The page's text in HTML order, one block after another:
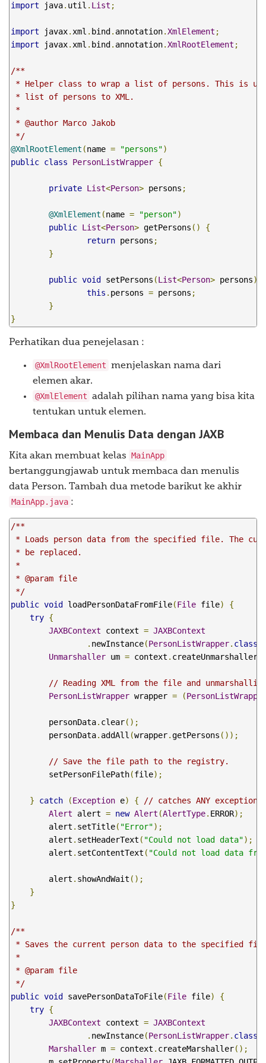
import java. util . List ;
import javax.xml . bind . annotation.XmlElement ;
import javax.xml . bind . annotation.XmlRootElement ;
/**
* Helper class to wrap a list of persons. This is
* list of persons to XML.
*
* @author Marco Jakob
*/
@XmlRootElement (name = "persons")
public class PersonListWrapper {
private List<Person> persons ;
@XmlElement (name = "person")
public List<Person> getPersons ()
{
return persons ;
}
public void setPersons (List<Person> persons)
this . persons = persons ;
}
}
Perhatikan dua penejelasan :
@XmlRootElement menjelaskan nama dari
elemen akar.
@XmlElement adalah pilihan nama yang bisa kita
tentukan untuk elemen.
Membaca dan Menulis Data dengan JAXB
Kita akan membuat kelas MainApp
bertanggungjawab untuk membaca dan menulis
data Person. Tambah dua metode barikut ke akhir
MainApp.java :
/**
* Loads person data from the specified file. The
* be replaced.
*
* @param file
*/
public void loadPersonDataFromFile(File file)
{
try {
JAXBContext context = JAXBContext
. newInstance(PersonListWrapper. class
Unmarshaller um = context . createUnmarshaller
// Reading XML from the file and
PersonListWrapper wrapper = (
        personData
. clear();
        personData
. addAll (wrapper.getPersons ());
// Save the file path to the registry.
        setPersonFilePath
(file);
} catch (Exception e) {
// catches ANY exception
Alert alert = new Alert (AlertType. ERROR);
        alert
. setTitle( "Error");
        alert
. setHeaderText ( "Could not load data");
        alert
. setContentText ( "Could not load data
        alert
. showAndWait ();
}
}
/**
* Saves the current person data to the specified
*
* @param file
*/
public void savePersonDataToFile(File file)
{
try {
JAXBContext context = JAXBContext
. newInstance(PersonListWrapper. class
Marshaller m = context . createMarshaller();